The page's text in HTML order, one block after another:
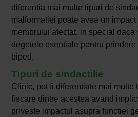
diferentia mai multe tipuri de
malformatiei poate avea un
membrului afectat, in special
degetele esentiale pentru prindere
biped.
Tipuri de sindactilie
Clinic, pot fi diferentiate mai multe
fiecare dintre acestea avand
priveste impactul asupra functiei